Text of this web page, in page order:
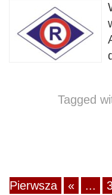
Tagged
Pierwsza
« ...